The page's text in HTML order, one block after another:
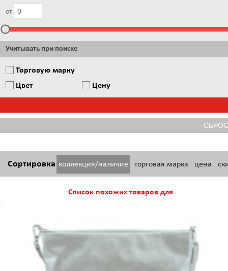
от
Учитывать при поиске
Торговую марку
Цвет
Цену
Сортировка коллекция/наличие торговая марка цена
Список похожих товаров для